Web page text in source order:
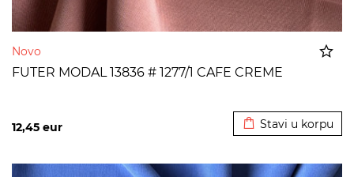
Novo
FUTER MODAL 13836 # 1277/1 CAFE CREME
12,45 eur Stavi u korpu